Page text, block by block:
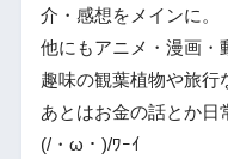
介・感想をメインに。
他にもアニメ・漫画・
趣味の観葉植物や旅行
あとはお金の話とか日
(/・ω・)/ﾜｰｲ